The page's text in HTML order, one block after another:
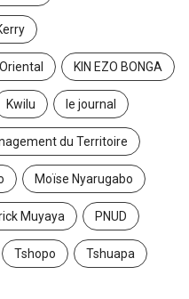
KIN EZO BONGA
Kwilu le journal
du Territoire
Moïse Nyarugabo
Muyaya PNUD
Tshopo Tshuapa